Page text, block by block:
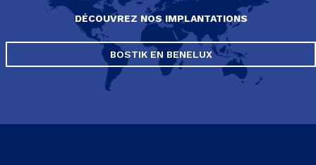
DÉCOUVREZ NOS IMPLANTATIONS
BOSTIK EN BENELUX